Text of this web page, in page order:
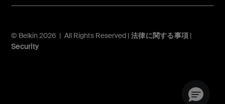
© Belkin 2026 | All Rights Reserved | 法律に関する事項 |
Security